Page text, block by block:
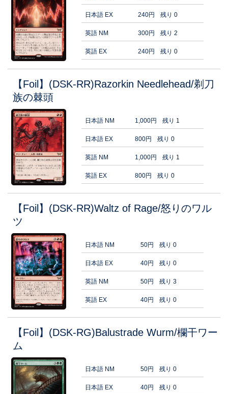
日本語 EX 240円 残り 0
英語 NM 300円 残り 2
英語 EX 240円 残り 0
【Foil】(DSK-RR)Razorkin Needlehead/剃刀
族の棘頭
日本語 NM 1,000円 残り 1
日本語 EX 800円 残り 0
英語 NM 1,000円 残り 1
英語 EX 800円 残り 0
【Foil】(DSK-RR)Waltz of Rage/怒りのワル
ツ
日本語 NM 50円 残り 0
日本語 EX 40円 残り 0
英語 NM 50円 残り 3
英語 EX 40円 残り 0
【Foil】(DSK-RG)Balustrade Wurm/欄干ワー
ム
日本語 NM 50円 残り 0
日本語 EX 40円 残り 0